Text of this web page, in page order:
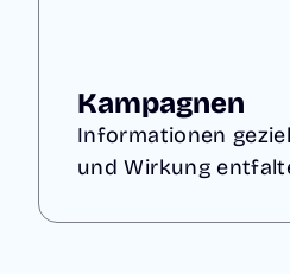
Kampagnen
Informationen
und Wirkung